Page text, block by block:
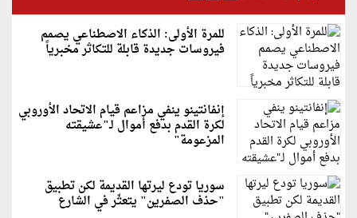
للمرة الأولى: الذكاء الاصطناعي يصمم
فيروسات جديدة قابلة للتكاثر مخبرياً
إنفانتينو ينفي مزاعم قيام الاتحاد الأوروبي
لكرة القدم بدفع أموال لـ"عشيقته
المزعومة"
سوريا تودع ليرتها القديمة لكن تطبيق
"حذف الصفرين" يتعثّر في الشارع